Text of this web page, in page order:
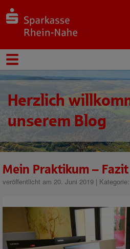
Herzlich
unserem Blog
Mein Praktikum –
veröffentlicht am 20. Juni 2019 | Kategorie: